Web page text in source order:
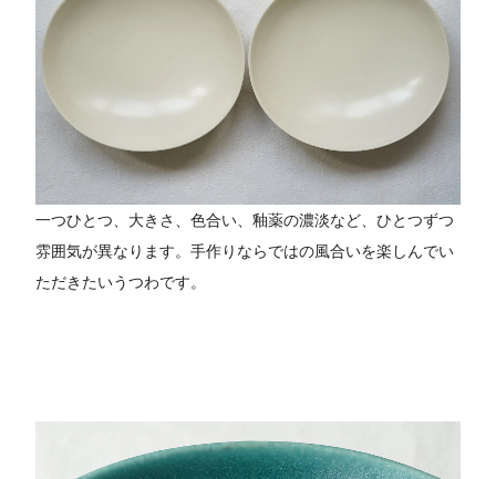
一つひとつ、大きさ、色合い、釉薬の濃淡など、ひとつずつ
雰囲気が異なります。手作りならではの風合いを楽しんでい
ただきたいうつわです。